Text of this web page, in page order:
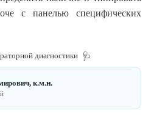
с панелью специфических
диагностики 🩺
к.м.н.